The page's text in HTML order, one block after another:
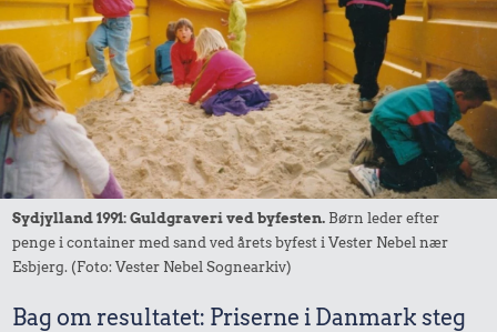
Sydjylland 1991: Guldgraveri ved byfesten. Børn leder efter
penge i container med sand ved årets byfest i Vester Nebel nær
Esbjerg. (Foto: Vester Nebel Sognearkiv)
Bag om resultatet: Priserne i Danmark steg